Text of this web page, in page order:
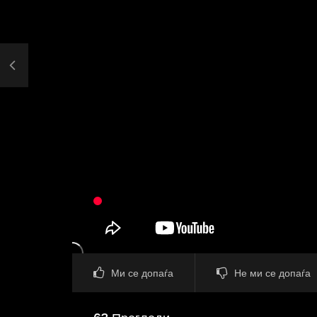
Ми се допаѓа Не ми се допаѓа